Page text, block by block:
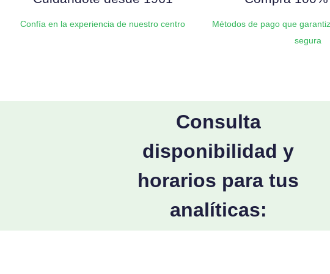
Confía en la experiencia de nuestro centro
Métodos de pago que
segura
Consulta
disponibilidad y
horarios para tus
analíticas: